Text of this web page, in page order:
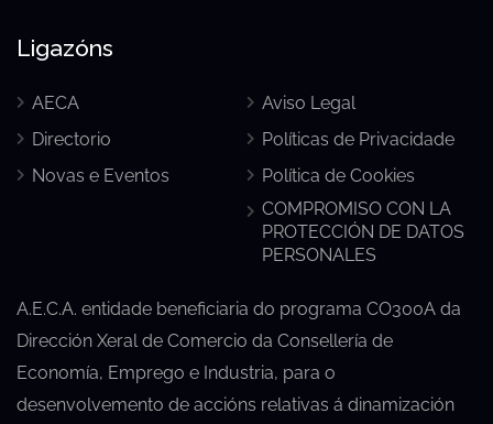
Ligazóns
AECA
Directorio
Novas e Eventos
Aviso Legal
Políticas de Privacidade
Política de Cookies
COMPROMISO CON LA
PROTECCIÓN DE DATOS
PERSONALES
A.E.C.A. entidade beneficiaria do programa CO300A da
Dirección Xeral de Comercio da Consellería de
Economía, Emprego e Industria, para o
desenvolvemento de accións relativas á dinamización